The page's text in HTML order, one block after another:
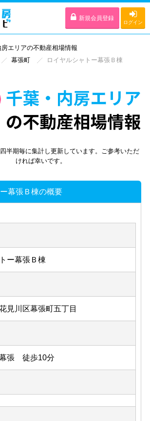
新規会員登録
ログイン
エリアの不動産相場情報
幕張町 ロイヤルシャトー幕張Ｂ棟
半期毎に集計し更新しています。ご参考いただ
ければ幸いです。
幕張Ｂ棟の概要
ー幕張Ｂ棟
見川区幕張町五丁目
張 徒歩10分